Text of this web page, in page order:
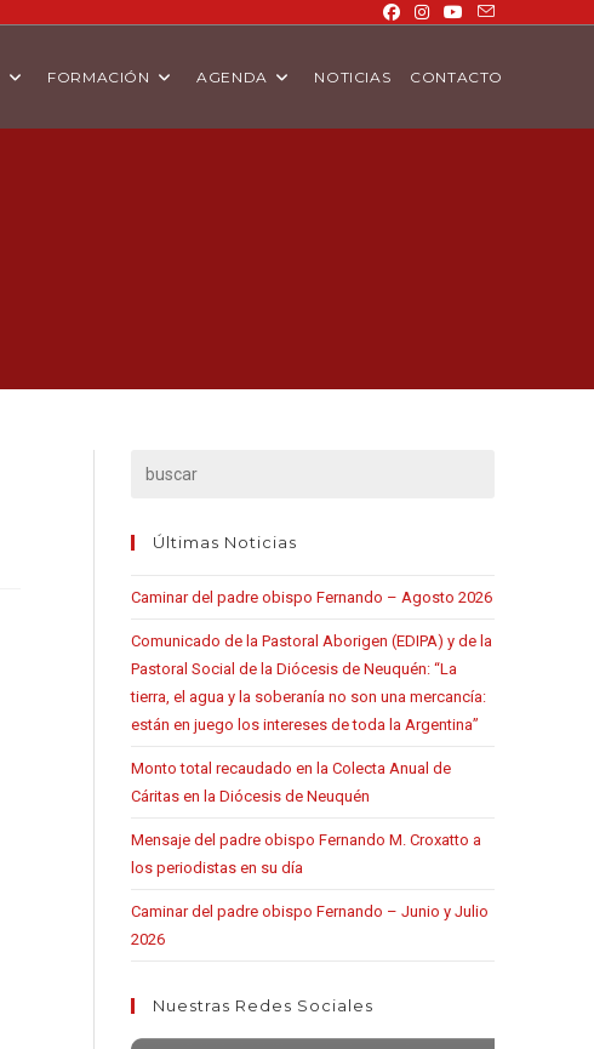
FORMACIÓN AGENDA NOTICIAS CONTACTO
Últimas Noticias
Caminar del padre obispo Fernando – Agosto 2026
Comunicado de la Pastoral Aborigen (EDIPA) y de la
Pastoral Social de la Diócesis de Neuquén: “La
tierra, el agua y la soberanía no son una mercancía:
están en juego los intereses de toda la Argentina”
Monto total recaudado en la Colecta Anual de
Cáritas en la Diócesis de Neuquén
Mensaje del padre obispo Fernando M. Croxatto a
los periodistas en su día
Caminar del padre obispo Fernando – Junio y Julio
2026
Nuestras Redes Sociales